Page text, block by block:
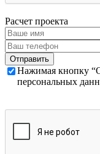
Расчет проекта
Нажимая кнопку
персональных